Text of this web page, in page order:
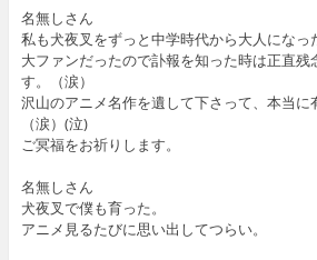
名無しさん
私も犬夜叉をずっと中学時代から大人になっ
大ファンだったので訃報を知った時は正直
す。（涙）
沢山のアニメ名作を遺して下さって、本当に
（涙）(泣)
ご冥福をお祈りします。
名無しさん
犬夜叉で僕も育った。
アニメ見るたびに思い出してつらい。